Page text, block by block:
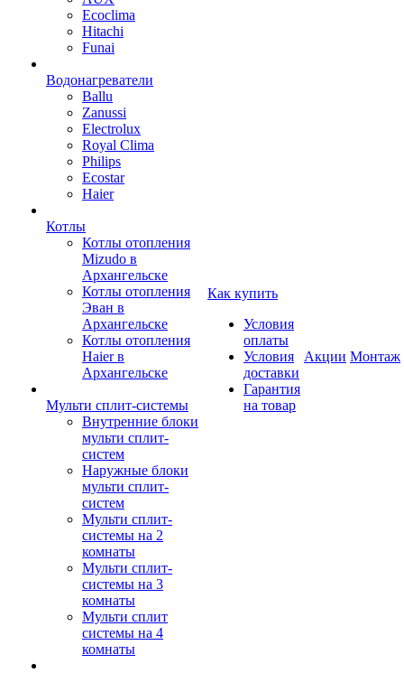
Ecoclima
Hitachi
Funai
Водонагреватели
Ballu
Zanussi
Electrolux
Royal Clima
Philips
Ecostar
Haier
Котлы
Котлы отопления
Mizudo в
Архангельске
Котлы отопления
Эван в
Архангельске
Котлы отопления
Haier в
Архангельске
Мульти сплит-системы
Внутренние блоки
мульти сплит-
систем
Наружные блоки
мульти сплит-
систем
Мульти сплит-
системы на 2
комнаты
Мульти сплит-
системы на 3
комнаты
Мульти сплит
системы на 4
комнаты
Как купить
Условия
оплаты
Условия
доставки
Гарантия
на товар
Акции Монтаж